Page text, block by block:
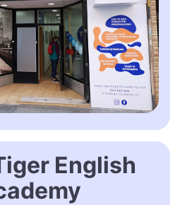
English